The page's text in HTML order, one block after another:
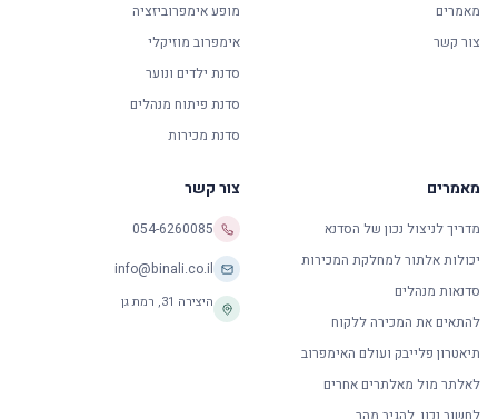
מאמרים
צור קשר
מופע אימפרוביזציה
אימפרוב מוזיקלי
סדנת ילדים ונוער
סדנת פיתוח מנהלים
סדנת מכירות
מאמרים
מדריך לניצול נכון של הסדנא
יכולות אלתור למחלקת המכירות
סדנאות מנהלים
להתאים את המכירה ללקוח
תיאטרון פלייבק ועולם האימפרוב
לאלתר מול מאלתרים אחרים
צור קשר
054-6260085
info@binali.co.il
היצירה 31 , רמת גן